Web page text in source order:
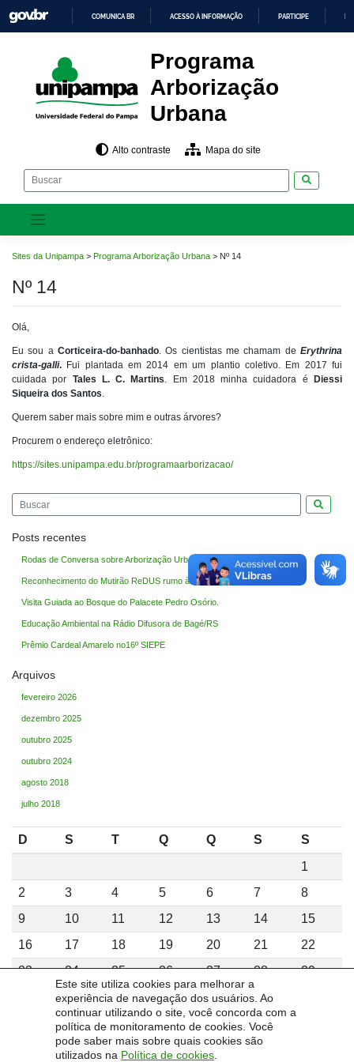
Este site utiliza cookies para melhorar a
experiência de navegação dos usuários. Ao
continuar utilizando o site, você concorda com a
política de monitoramento de cookies. Você
pode saber mais sobre quais cookies são
utilizados na Política de cookies
para
o
O
CONTEÚDO
COMUNICA BR ACESSO À INFORMAÇÃO PARTICIPE
Programa
Arborização
Urbana
Alto contraste Mapa do site
Sites da Unipampa > Programa Arborização Urbana > Nº 14
Nº 14
Olá,
Eu sou a Corticeira-do-banhado. Os cientistas me chamam de Erythrina
crista-galli. Fui plantada em 2014 em um plantio coletivo. Em 2017 fui
cuidada por Tales L. C. Martins. Em 2018 minha cuidadora é
Diessi
Siqueira dos Santos.
Querem saber mais sobre mim e outras árvores?
Procurem o endereço eletrônico:
https://sites.unipampa.edu.br/programaarborizacao/
Posts recentes
Rodas de Conversa sobre Arborização Urbana-2026
Reconhecimento do Mutirão ReDUS rumo à COP30
Visita Guiada ao Bosque do Palacete Pedro Osório.
Educação Ambiental na Rádio Difusora de Bagé/RS
Prêmio Cardeal Amarelo no16º SIEPE
Arquivos
fevereiro 2026
dezembro 2025
outubro 2025
outubro 2024
agosto 2018
julho 2018
agosto 2026
D S T Q Q S
S
1
2
3 4 5 6 7
8
9
10 11 12 13 14
15
16
17 18 19 20 21
22
23
24 25 26 27 28
29
31